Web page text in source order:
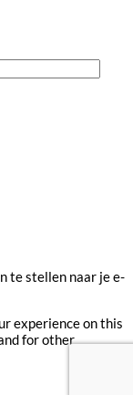
te stellen naar je e-
experience on this
for other